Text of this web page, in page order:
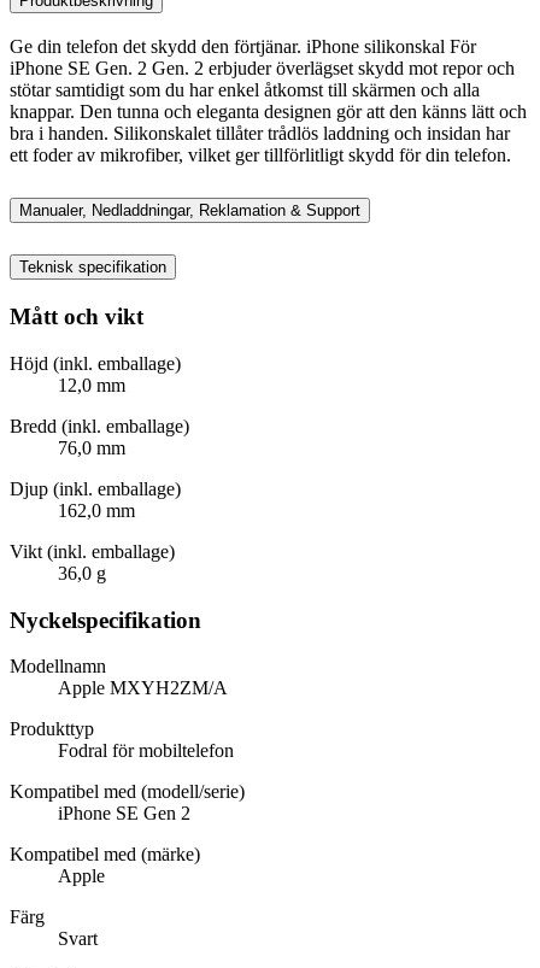
Ge din telefon det skydd den förtjänar. iPhone silikonskal För
iPhone SE Gen. 2 Gen. 2 erbjuder överlägset skydd mot repor och
stötar samtidigt som du har enkel åtkomst till skärmen och alla
knappar. Den tunna och eleganta designen gör att den känns lätt och
bra i handen. Silikonskalet tillåter trådlös laddning och insidan har
ett foder av mikrofiber, vilket ger tillförlitligt skydd för din telefon.
Manualer, Nedladdningar, Reklamation & Support
Teknisk specifikation
Mått och vikt
Höjd (inkl. emballage)
12,0 mm
Bredd (inkl. emballage)
76,0 mm
Djup (inkl. emballage)
162,0 mm
Vikt (inkl. emballage)
36,0 g
Nyckelspecifikation
Modellnamn
Apple MXYH2ZM/A
Produkttyp
Fodral för mobiltelefon
Kompatibel med (modell/serie)
iPhone SE Gen 2
Kompatibel med (märke)
Apple
Färg
Svart